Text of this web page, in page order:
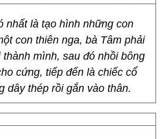
nhất là tạo hình những con
con thiên nga, bà Tâm phải
mình, sau đó nhồi bông
cứng, tiếp đến là chiếc cổ
dây thép rồi gắn vào thân.